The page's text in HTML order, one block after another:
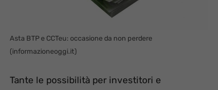
Asta BTP e CCTeu: occasione da non perdere
(informazioneoggi.it)
Tante le possibilità per investitori e